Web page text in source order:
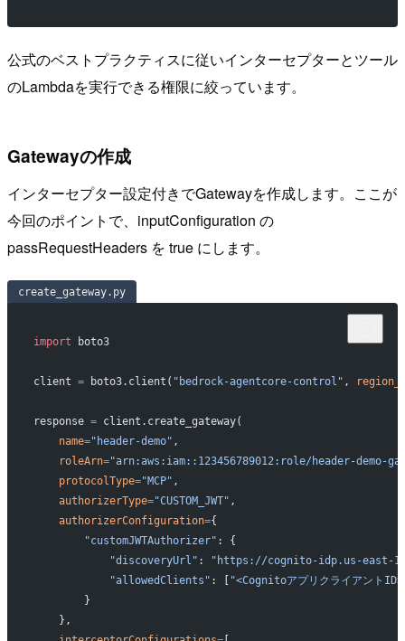
公式のベストプラクティスに従いインターセプターとツール
のLambdaを実行できる権限に絞っています。
Gatewayの作成
インターセプター設定付きでGatewayを作成します。ここが
今回のポイントで、inputConfiguration の
passRequestHeaders を true にします。
create_gateway.py
import boto3
client = boto3.client( "bedrock-agentcore-control" ,
response = client.create_gateway(
    name
="header-demo" ,
    roleArn
="arn:aws:iam::123456789012:role/header-demo-
    protocolType
="MCP" ,
    authorizerType
="CUSTOM_JWT" ,
    authorizerConfiguration
={
        "customJWTAuthorizer"
: {
            "discoveryUrl"
:
"https://cognito-idp.us-east-
            "allowedClients"
: [
"<Cognitoアプリクライアント
        }
    },